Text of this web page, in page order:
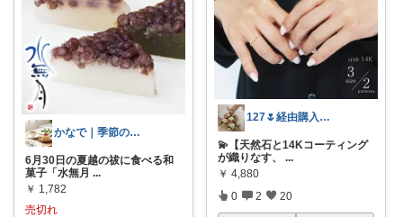
かなで｜季節のスイーツとお得な手帖🌿
6月30日の夏越の祓に食べる和
菓子「水無月 ...
￥ 1,782
売切れ
127🌷経由購入感謝✨
💫【天然石と14Kコーティング
が織りなす、
...
￥ 4,880
0 2 20